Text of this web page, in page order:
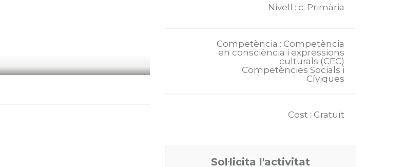
Nivell : c. Primària
Competència : Competència
en consciència i expressions
culturals (CEC)
Competències Socials i
Cíviques
Cost : Gratuït
Sol·licita l'activitat